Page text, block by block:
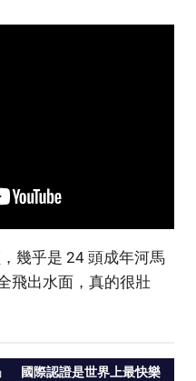
幾乎是 24 頭成年河馬
飛出水面，真的很壯
國際認證是世界上最快樂